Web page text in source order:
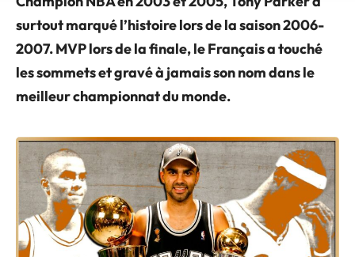
surtout marqué l’histoire lors de la saison 2006-
2007. MVP lors de la finale, le Français a touché
les sommets et gravé à jamais son nom dans le
meilleur championnat du monde.